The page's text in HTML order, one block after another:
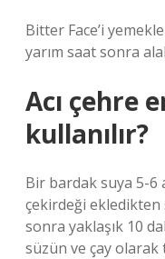
Bitter Face’i
yarım saat sonra
Acı çehre
kullanılır?
Bir bardak suya 5-6
çekirdeği ekledikten
sonra yaklaşık 10
süzün ve çay olarak